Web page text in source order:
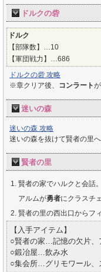
ドルクの砦
ドルク
【部隊数】…10
【軍団戦力】…686
ドルクの砦 攻略
※章クリア後、 コンラート
迷いの森
迷いの森 攻略
迷いの森を抜けて賢者の里へ
賢者の里
賢者の家でハルクと会話。
アルムが勇者にクラスチ
賢者の里の西出口からフ
【入手アイテム】
○賢者の家…記憶の欠片、
○鍛冶屋…飲み水
○集会所…グリモワール、